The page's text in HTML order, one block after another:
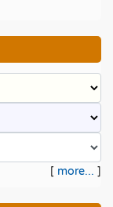
[ more... ]